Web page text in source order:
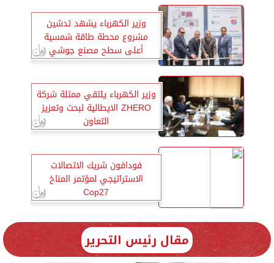
وزير الكهرباء يشهد تدشين
مشروع محطة طاقة شمسية
أعلى سطح مصنع جوشي
وزير الكهرباء يلتقي ممثلة شركة
ZHERO الايطالية لبحث وتعزيز
التعاون
فودافون شريك الاتصالات
الاستراتيجي لمؤتمر المناخ
Cop27
مقال رئيس التحرير